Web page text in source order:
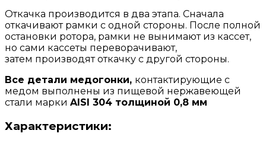
Откачка производится в два этапа. Сначала
откачивают рамки с одной стороны. После полной
остановки ротора, рамки не вынимают из кассет,
но сами кассеты переворачивают,
затем производят откачку с другой стороны.
Все детали медогонки, контактирующие с
медом выполнены из пищевой нержавеющей
стали марки AISI 304 толщиной 0,8 мм
Характеристики: